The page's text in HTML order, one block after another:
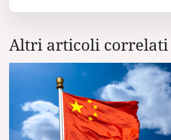
Altri articoli correlati